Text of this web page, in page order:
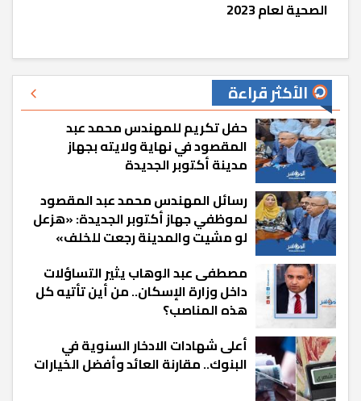
الصحية لعام 2023
الأكثر قراءة
حفل تكريم للمهندس محمد عبد
المقصود في نهاية ولايته بجهاز
مدينة أكتوبر الجديدة
رسائل المهندس محمد عبد المقصود
لموظفي جهاز أكتوبر الجديدة: «هزعل
لو مشيت والمدينة رجعت للخلف»
مصطفى عبد الوهاب يثير التساؤلات
داخل وزارة الإسكان.. من أين تأتيه كل
هذه المناصب؟
أعلى شهادات الادخار السنوية في
البنوك.. مقارنة العائد وأفضل الخيارات